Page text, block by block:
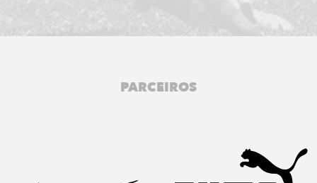
PARCEIROS